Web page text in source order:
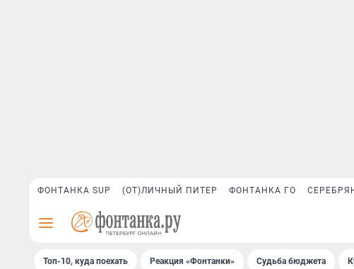
ФОНТАНКА SUP (ОТ)ЛИЧНЫЙ ПИТЕР ФОНТАНКА ГО
Топ-10, куда поехать Реакция «Фонтанки» Судьба бюджета